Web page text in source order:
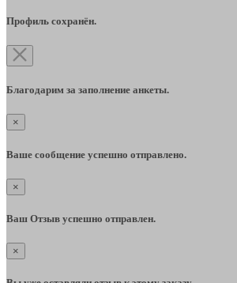
Профиль сохранён.
Благодарим за заполнение анкеты.
×
Ваше сообщение успешно отправлено.
×
Ваш Отзыв успешно отправлен.
×